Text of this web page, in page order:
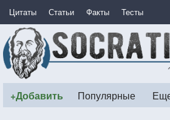
Цитаты Статьи Факты Тесты
+Добавить Популярные